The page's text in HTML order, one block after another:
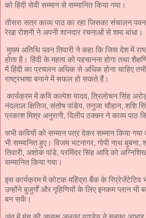
को हिंदी सेवी सम्मान से सम्मानित किया गया।
तीसरा सत्र काव्य पाठ का रहा जिसका संचालन
रेखा रोशनी ने अपनी शानदार रचनाओं से शमा बांधा।
मुख्य अतिथि पवन तिवारी ने कहा कि जिस देश में
होता है। हिंदी के महत्व को पहचानना होगा तथा
में हिंदी का प्रचलन अधिक से अधिक होना चाहिए
राष्ट्रभाषा बनाने में सफल हो सकते हैं।
कार्यक्रम में कवि कल्पेश यादव, त्रिलोचन सिंह
नंदलाल क्षितिज, संतोष पांडेय, तनुजा चौहान, शशि
प्रकाश मिश्र अनुरागी, दिलीप ठक्कर ने काव्य पाठ
सभी कवियों को सम्मान पत्र देकर सम्मान किया गया
भी सम्मानित हुए। विजय भटनागर, गोपी नाथ बुबना,
तिवारी, अशोक पांडे, परमिंदर सिंह आदि को
सम्मानित किया गया।
इस कार्यक्रम में कोटक महिंद्रा बैंक के रिप्रेजेंटेटिव
उन्होंने बुजुर्गों और गृहिणियों के लिए इनकम प्लान भी
बन सकें।